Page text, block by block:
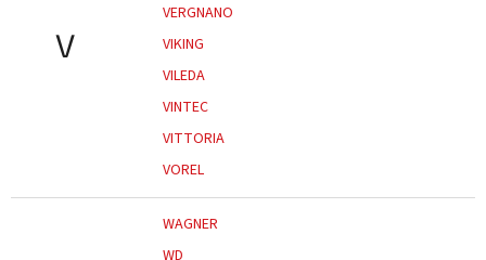
V
VERGNANO
VIKING
VILEDA
VINTEC
VITTORIA
VOREL
WAGNER
WD